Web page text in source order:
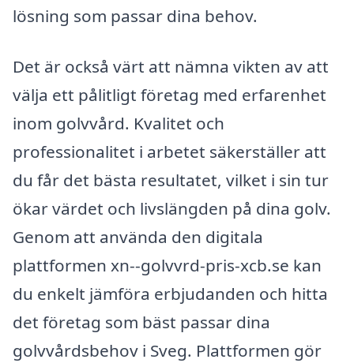
lösning som passar dina behov.
Det är också värt att nämna vikten av att
välja ett pålitligt företag med erfarenhet
inom golvvård. Kvalitet och
professionalitet i arbetet säkerställer att
du får det bästa resultatet, vilket i sin tur
ökar värdet och livslängden på dina golv.
Genom att använda den digitala
plattformen xn--golvvrd-pris-xcb.se kan
du enkelt jämföra erbjudanden och hitta
det företag som bäst passar dina
golvvårdsbehov i Sveg. Plattformen gör